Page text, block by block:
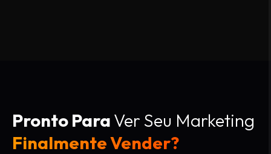
Pronto ParaVer Seu Marketing
Finalmente Vender?